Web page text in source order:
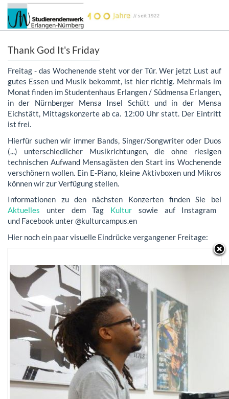
Thank God It's Friday
Freitag - das Wochenende steht vor der Tür. Wer jetzt Lust auf
gutes Essen und Musik bekommt, ist hier richtig. Mehrmals im
Monat finden im Studentenhaus Erlangen / Südmensa Erlangen,
in der Nürnberger Mensa Insel Schütt und in der Mensa
Eichstätt, Mittagskonzerte ab ca. 12:00 Uhr statt. Der Eintritt
ist frei.
Hierfür suchen wir immer Bands, Singer/Songwriter oder Duos
(...) unterschiedlicher Musikrichtungen, die ohne riesigen
technischen Aufwand Mensagästen den Start ins Wochenende
verschönern wollen. Ein E-Piano, kleine Aktivboxen und Mikros
können wir zur Verfügung stellen.
Informationen zu den nächsten Konzerten finden Sie bei
Aktuelles unter dem Tag Kultur
sowie auf Instagram
und Facebook unter @kulturcampus.en
Hier noch ein paar visuelle Eindrücke vergangener Freitage: